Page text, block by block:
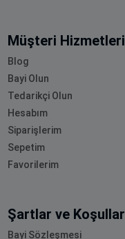
Müşteri Hizmetleri
Blog
Bayi Olun
Tedarikçi Olun
Hesabım
Siparişlerim
Sepetim
Favorilerim
Şartlar ve Koşullar
Bayi Sözleşmesi